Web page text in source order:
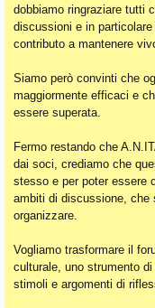
pi
di
dobbiamo ringraziare tutti
discussioni e in
contributo a mantenere
Siamo però convinti che
maggiormente efficaci e
essere superata.
Fermo restando che
dai soci, crediamo che
stesso e per poter essere
ambiti di discussione, che
organizzare.
Vogliamo trasformare il
culturale, uno strumento
stimoli e argomenti di